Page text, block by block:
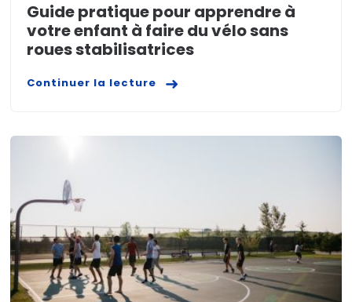
Guide pratique pour apprendre à
votre enfant à faire du vélo sans
roues stabilisatrices
Continuer la lecture